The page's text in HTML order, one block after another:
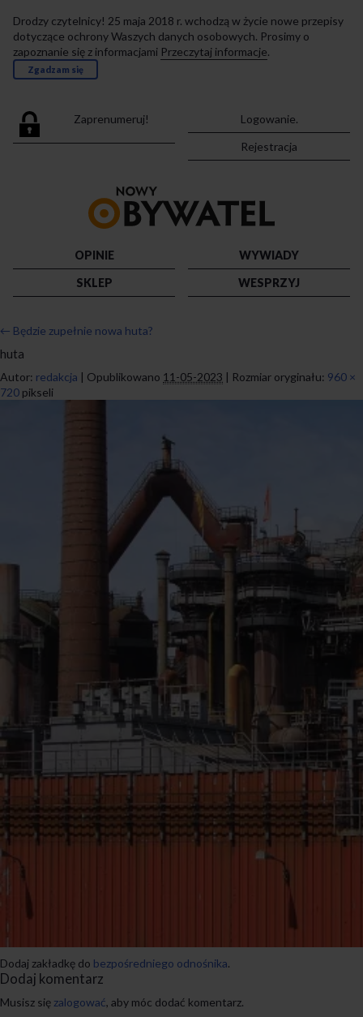
Drodzy czytelnicy! 25 maja 2018 r. wchodzą w życie nowe przepisy
dotyczące ochrony Waszych danych osobowych. Prosimy o
zapoznanie się z informacjami Przeczytaj informacje.
Zgadzam się
Zaprenumeruj!
Logowanie.
Rejestracja
strony
OPINIE
WYWIADY
SKLEP
WESPRZYJ
← Będzie zupełnie nowa huta?
huta
Autor: redakcja | Opublikowano 11-05-2023 | Rozmiar oryginału: 960 ×
720 pikseli
Dodaj zakładkę do bezpośredniego odnośnika.
Dodaj komentarz
Musisz się zalogować, aby móc dodać komentarz.